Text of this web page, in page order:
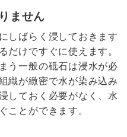
ません
しばらく浸しておきます
だけですぐに使えます。
う一般の砥石は浸水が必
織が緻密で水が染み込み
しておく必要がなく、水
ことができます。